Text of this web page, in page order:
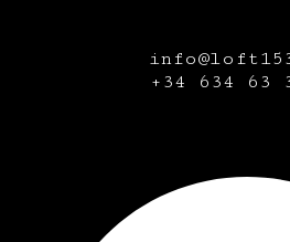
+34 634 63